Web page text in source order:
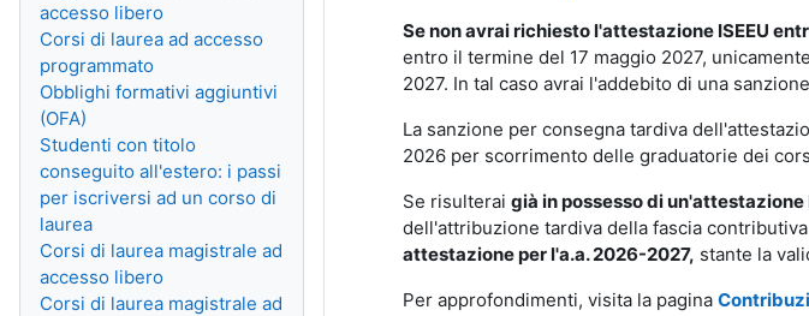
Se non avrai richiesto l'attestazione ISEEU
entro il termine del 17 maggio 2027,
2027. In tal caso avrai l'addebito di una
La sanzione per consegna tardiva
2026 per scorrimento delle graduatorie dei
Se risulterai già in possesso di un'attestazione
dell'attribuzione tardiva della fascia
attestazione per l'a.a. 2026-2027, stante la
Per approfondimenti, visita la pagina
accesso libero
Corsi di laurea ad accesso
programmato
Obblighi formativi aggiuntivi
(OFA)
Studenti con titolo
conseguito all'estero: i passi
per iscriversi ad un corso di
laurea
Corsi di laurea magistrale ad
accesso libero
Corsi di laurea magistrale ad